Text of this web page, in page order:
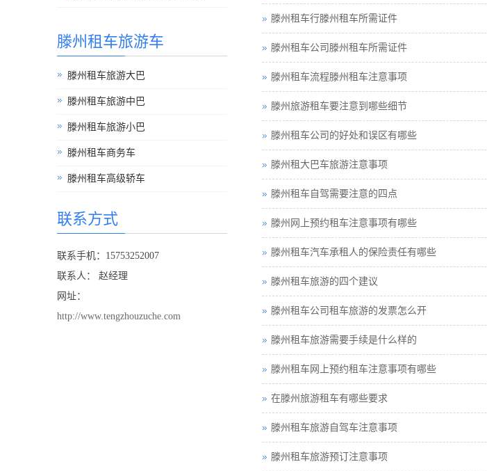
滕州租车旅游车
滕州租车旅游大巴
滕州租车旅游中巴
滕州租车旅游小巴
滕州租车商务车
滕州租车高级轿车
联系方式
联系手机：15753252007
联系人： 赵经理
网址：
http://www.tengzhouzuche.com
滕州租车行滕州租车所需证件
滕州租车公司滕州租车所需证件
滕州租车流程滕州租车注意事项
滕州旅游租车要注意到哪些细节
滕州租车公司的好处和误区有哪些
滕州租大巴车旅游注意事项
滕州租车自驾需要注意的四点
滕州网上预约租车注意事项有哪些
滕州租车汽车承租人的保险责任有哪些
滕州租车旅游的四个建议
滕州租车公司租车旅游的发票怎么开
滕州租车旅游需要手续是什么样的
滕州租车网上预约租车注意事项有哪些
在滕州旅游租车有哪些要求
滕州租车旅游自驾车注意事项
滕州租车旅游预订注意事项